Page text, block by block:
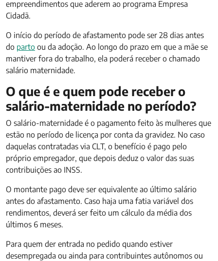
empreendimentos que aderem ao programa Empresa
Cidadã.
O início do período de afastamento pode ser 28 dias antes
do parto ou da adoção. Ao longo do prazo em que a mãe se
mantiver fora do trabalho, ela poderá receber o chamado
salário maternidade.
O que é e quem pode receber o
salário-maternidade no período?
O salário-maternidade é o pagamento feito às mulheres que
estão no período de licença por conta da gravidez. No caso
daquelas contratadas via CLT, o benefício é pago pelo
próprio empregador, que depois deduz o valor das suas
contribuições ao INSS.
O montante pago deve ser equivalente ao último salário
antes do afastamento. Caso haja uma fatia variável dos
rendimentos, deverá ser feito um cálculo da média dos
últimos 6 meses.
Para quem der entrada no pedido quando estiver
desempregada ou ainda para contribuintes autônomos ou